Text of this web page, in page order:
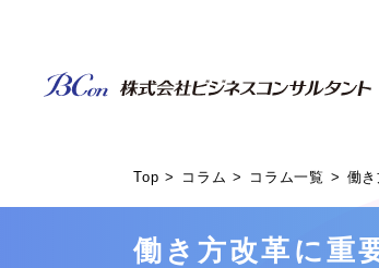
Top コラム コラム一覧 働
働き方改革に重